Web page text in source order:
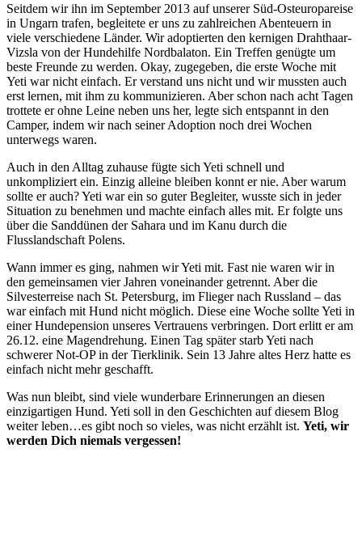
Seitdem wir ihn im September 2013 auf unserer Süd-Osteuropareise
in Ungarn trafen, begleitete er uns zu zahlreichen Abenteuern in
viele verschiedene Länder. Wir adoptierten den kernigen Drahthaar-
Vizsla von der Hundehilfe Nordbalaton. Ein Treffen genügte um
beste Freunde zu werden. Okay, zugegeben, die erste Woche mit
Yeti war nicht einfach. Er verstand uns nicht und wir mussten auch
erst lernen, mit ihm zu kommunizieren. Aber schon nach acht Tagen
trottete er ohne Leine neben uns her, legte sich entspannt in den
Camper, indem wir nach seiner Adoption noch drei Wochen
unterwegs waren.
Auch in den Alltag zuhause fügte sich Yeti schnell und
unkompliziert ein. Einzig alleine bleiben konnt er nie. Aber warum
sollte er auch? Yeti war ein so guter Begleiter, wusste sich in jeder
Situation zu benehmen und machte einfach alles mit. Er folgte uns
über die Sanddünen der Sahara und im Kanu durch die
Flusslandschaft Polens.
Wann immer es ging, nahmen wir Yeti mit. Fast nie waren wir in
den gemeinsamen vier Jahren voneinander getrennt. Aber die
Silvesterreise nach St. Petersburg, im Flieger nach Russland – das
war einfach mit Hund nicht möglich. Diese eine Woche sollte Yeti in
einer Hundepension unseres Vertrauens verbringen. Dort erlitt er am
26.12. eine Magendrehung. Einen Tag später starb Yeti nach
schwerer Not-OP in der Tierklinik. Sein 13 Jahre altes Herz hatte es
einfach nicht mehr geschafft.
Was nun bleibt, sind viele wunderbare Erinnerungen an diesen
einzigartigen Hund. Yeti soll in den Geschichten auf diesem Blog
weiter leben…es gibt noch so vieles, was nicht erzählt ist. Yeti, wir
werden Dich niemals vergessen!